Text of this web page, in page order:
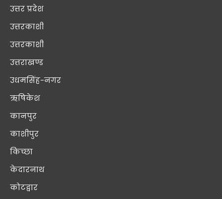
उत्तर प्रदेश
उत्तरकाशी
उत्तरकाशी
उत्तराखण्ड
उधमसिंह-नगर
ऋषिकेश
कानपुर
काशीपुर
किच्छा
केदारनाथ
कोटद्वार